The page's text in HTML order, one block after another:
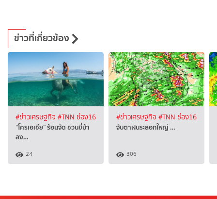
ข่าวที่เกี่ยวข้อง
#ข่าวเศรษฐกิจ #TNN ช่อง16
“โครเอเชีย” ร้อนจัด ชวนขี่ม้า
ลง…
24
#ข่าวเศรษฐกิจ #TNN ช่อง16
จับตาฝนระลอกใหญ่ …
306